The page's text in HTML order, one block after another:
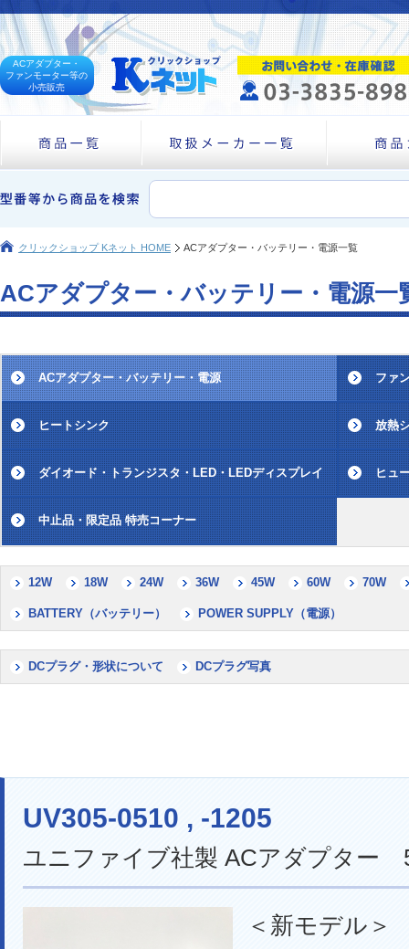
ACアダプター・
ファンモーター等の
小売販売
クリックショップ Kネット HOME ACアダプター・バッテリー・電源一覧
ACアダプター・バッテリー・電源一
ACアダプター・バッテリー・電源 ファ
ヒートシンク 放熱
ダイオード・トランジスタ・LED・LEDディスプレイ ヒュ
中止品・限定品 特売コーナー
12W 18W 24W 36W 45W 60W 70W
BATTERY（バッテリー） POWER SUPPLY（電源）
DCプラグ・形状について DCプラグ写真
UV305-0510 , -1205
ユニファイブ社製 ACアダプター
＜新モデル